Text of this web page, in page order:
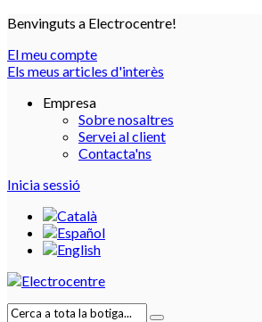
Benvinguts a Electrocentre!
El meu compte
Els meus articles d'interès
Empresa
Sobre nosaltres
Servei al client
Contacta'ns
Inicia sessió